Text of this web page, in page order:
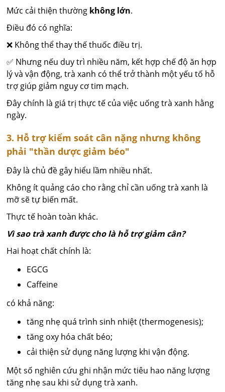
Mức cải thiện thường không lớn.
Điều đó có nghĩa:
❌ Không thể thay thế thuốc điều trị.
✅ Nhưng nếu duy trì nhiều năm, kết hợp chế độ ăn hợp
lý và vận động, trà xanh có thể trở thành một yếu tố hỗ
trợ giúp giảm nguy cơ tim mạch.
Đây chính là giá trị thực tế của việc uống trà xanh hằng
ngày.
3. Hỗ trợ kiểm soát cân nặng nhưng không
phải "thần dược giảm béo"
Đây là chủ đề gây hiểu lầm nhiều nhất.
Không ít quảng cáo cho rằng chỉ cần uống trà xanh là
mỡ sẽ tự biến mất.
Thực tế hoàn toàn khác.
Vì sao trà xanh được cho là hỗ trợ giảm cân?
Hai hoạt chất chính là:
EGCG
Caffeine
có khả năng:
tăng nhẹ quá trình sinh nhiệt (thermogenesis);
tăng oxy hóa chất béo;
cải thiện sử dụng năng lượng khi vận động.
Một số nghiên cứu ghi nhận mức tiêu hao năng lượng
tăng nhẹ sau khi sử dụng trà xanh.